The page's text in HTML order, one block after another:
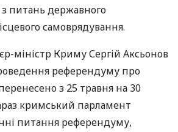
з питань державного
самоврядування.
міністр Криму Сергій Аксьонов
референдуму про
з 25 травня на 30
кримський парламент
питання референдуму,